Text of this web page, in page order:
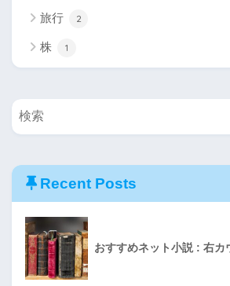
旅行 2
株 1
Recent Posts
おすすめネット小説 : 右カ